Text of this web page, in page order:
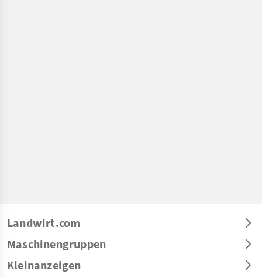
Landwirt.com
Maschinengruppen
Kleinanzeigen